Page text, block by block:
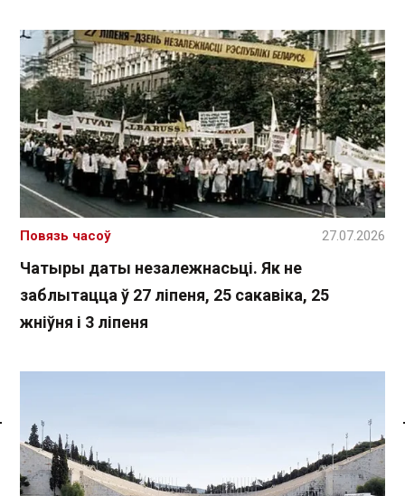
Спасылка без VPN
Чатыры даты незалежнасьці. Як не
заблытацца ў 27 ліпеня, 25 сакавіка, 25
жніўня і 3 ліпеня
Повязь часоў 27.07.2026